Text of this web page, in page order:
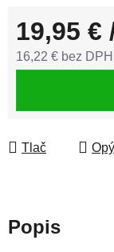
19,95 €
16,22 € bez DPH
Tlač
Popis